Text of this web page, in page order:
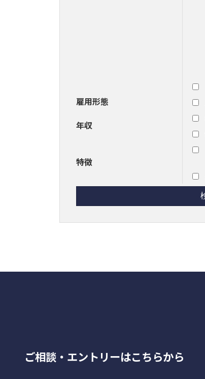
雇用形態
年収
特徴
ご相談・エントリーはこちらから